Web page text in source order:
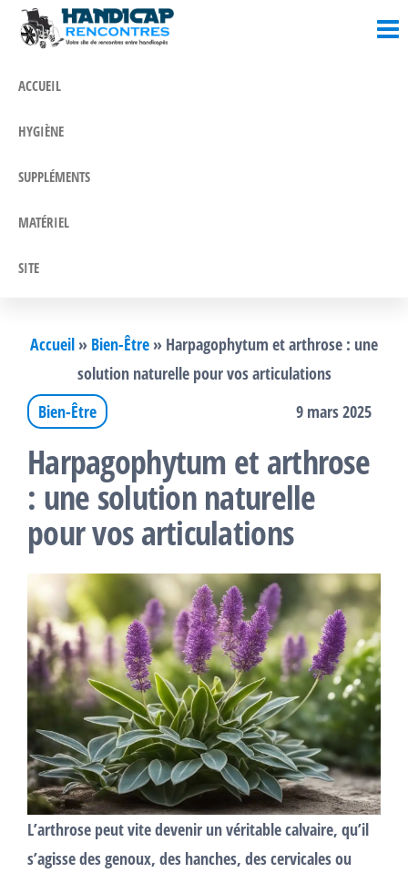
Passer
ACCUEIL
HYGIÈNE
SUPPLÉMENTS
MATÉRIEL
SITE
Accueil » Bien-Être » Harpagophytum et arthrose : une
solution naturelle pour vos articulations
Bien-Être
9 mars 2025
Harpagophytum et arthrose
: une solution naturelle
pour vos articulations
L’arthrose peut vite devenir un véritable calvaire, qu’il
s’agisse des genoux, des hanches, des cervicales ou